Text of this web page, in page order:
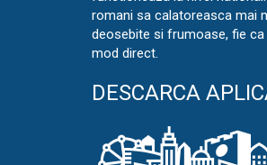
romani sa calatoreasca mai
deosebite si frumoase, fie
mod direct.
DESCARCA